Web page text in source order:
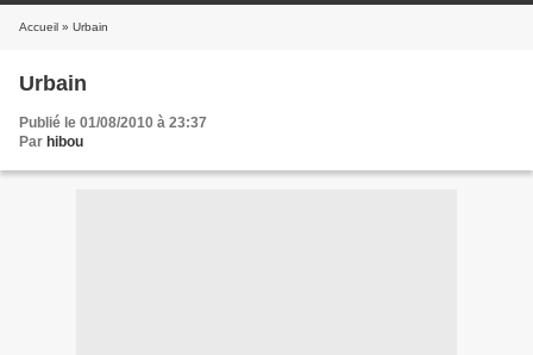
Accueil » Urbain
Urbain
Publié le 01/08/2010 à 23:37
Par hibou